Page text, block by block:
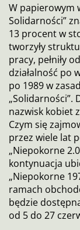
W papierowym
Solidarności”
13 procent w
tworzyły
pracy, pełniły
działalność po
po 1989 w
„Solidarności”.
nazwisk kobiet
Czym się
przez wiele lat
„Niepokorne
kontynuacja
„Niepokorne
ramach
będzie
od 5 do 27